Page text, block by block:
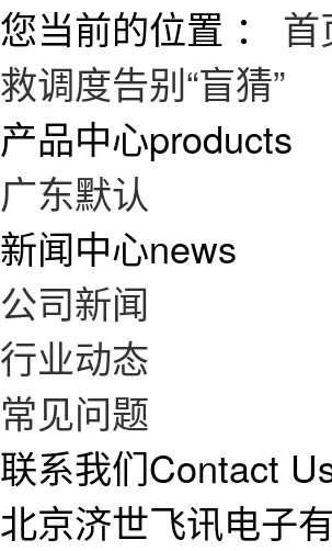
您当前的位置 ： 首
救调度告别“盲猜”
产品中心products
广东默认
新闻中心news
公司新闻
行业动态
常见问题
联系我们Contact
北京济世飞讯电子